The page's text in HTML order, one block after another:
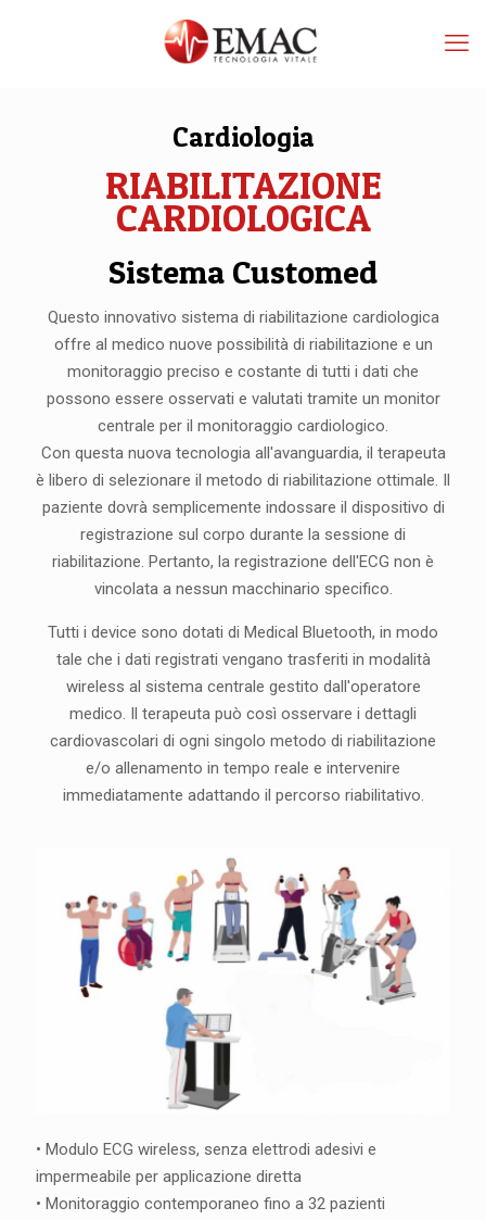
Cardiologia
RIABILITAZIONE
CARDIOLOGICA
Sistema Customed
Questo innovativo sistema di riabilitazione cardiologica
offre al medico nuove possibilità di riabilitazione e un
monitoraggio preciso e costante di tutti i dati che
possono essere osservati e valutati tramite un monitor
centrale per il monitoraggio cardiologico.
Con questa nuova tecnologia all'avanguardia, il terapeuta
è libero di selezionare il metodo di riabilitazione ottimale. Il
paziente dovrà semplicemente indossare il dispositivo di
registrazione sul corpo durante la sessione di
riabilitazione. Pertanto, la registrazione dell'ECG non è
vincolata a nessun macchinario specifico.
Tutti i device sono dotati di Medical Bluetooth, in modo
tale che i dati registrati vengano trasferiti in modalità
wireless al sistema centrale gestito dall'operatore
medico. Il terapeuta può così osservare i dettagli
cardiovascolari di ogni singolo metodo di riabilitazione
e/o allenamento in tempo reale e intervenire
immediatamente adattando il percorso riabilitativo.
• Modulo ECG wireless, senza elettrodi adesivi e
impermeabile per applicazione diretta
• Monitoraggio contemporaneo fino a 32 pazienti